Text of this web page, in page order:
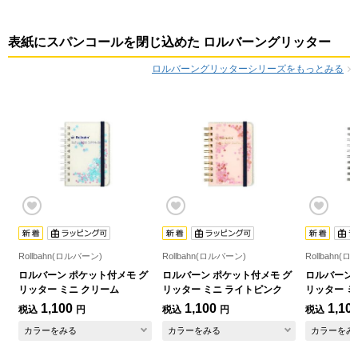
表紙にスパンコールを閉じ込めた ロルバーングリッター
ロルバーングリッターシリーズをもっとみる
Rollbahn(ロルバーン)
ロルバーン ポケット付メモ グ
リッター ミニ クリーム
税込 1,100 円
カラーをみる
Rollbahn(ロルバーン)
ロルバーン ポケット付メモ グ
リッター ミニ ライトピンク
税込 1,100 円
カラーをみる
Rollbahn(ロ
ロルバーン
リッター
税込
カラーをみ